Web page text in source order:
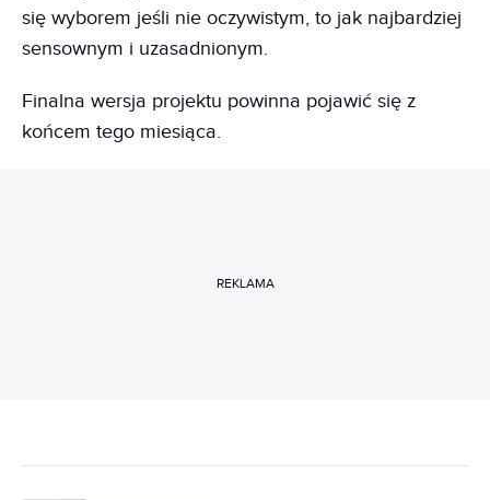
się wyborem jeśli nie oczywistym, to jak najbardziej
sensownym i uzasadnionym.
Finalna wersja projektu powinna pojawić się z
końcem tego miesiąca.
REKLAMA